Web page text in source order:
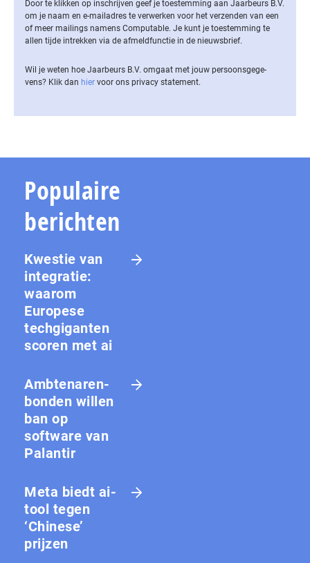
Door te klikken op inschrijven geef je toestemming aan Jaarbeurs B.V.
om je naam en e-mailadres te verwerken voor het verzenden van een
of meer mailings namens Computable. Je kunt je toestemming te
allen tijde intrekken via de af­meld­func­tie in de nieuwsbrief.
Wil je weten hoe Jaarbeurs B.V. omgaat met jouw per­soons­ge­ge­
vens? Klik dan hier voor ons privacy statement.
Populaire
berichten
Kwestie van
integratie:
waarom
Europese
techgiganten
scoren met ai
Amb­te­na­ren­
bon­den willen
ban op
software van
Palantir
Meta biedt ai-
tool tegen
‘Chinese’
prijzen